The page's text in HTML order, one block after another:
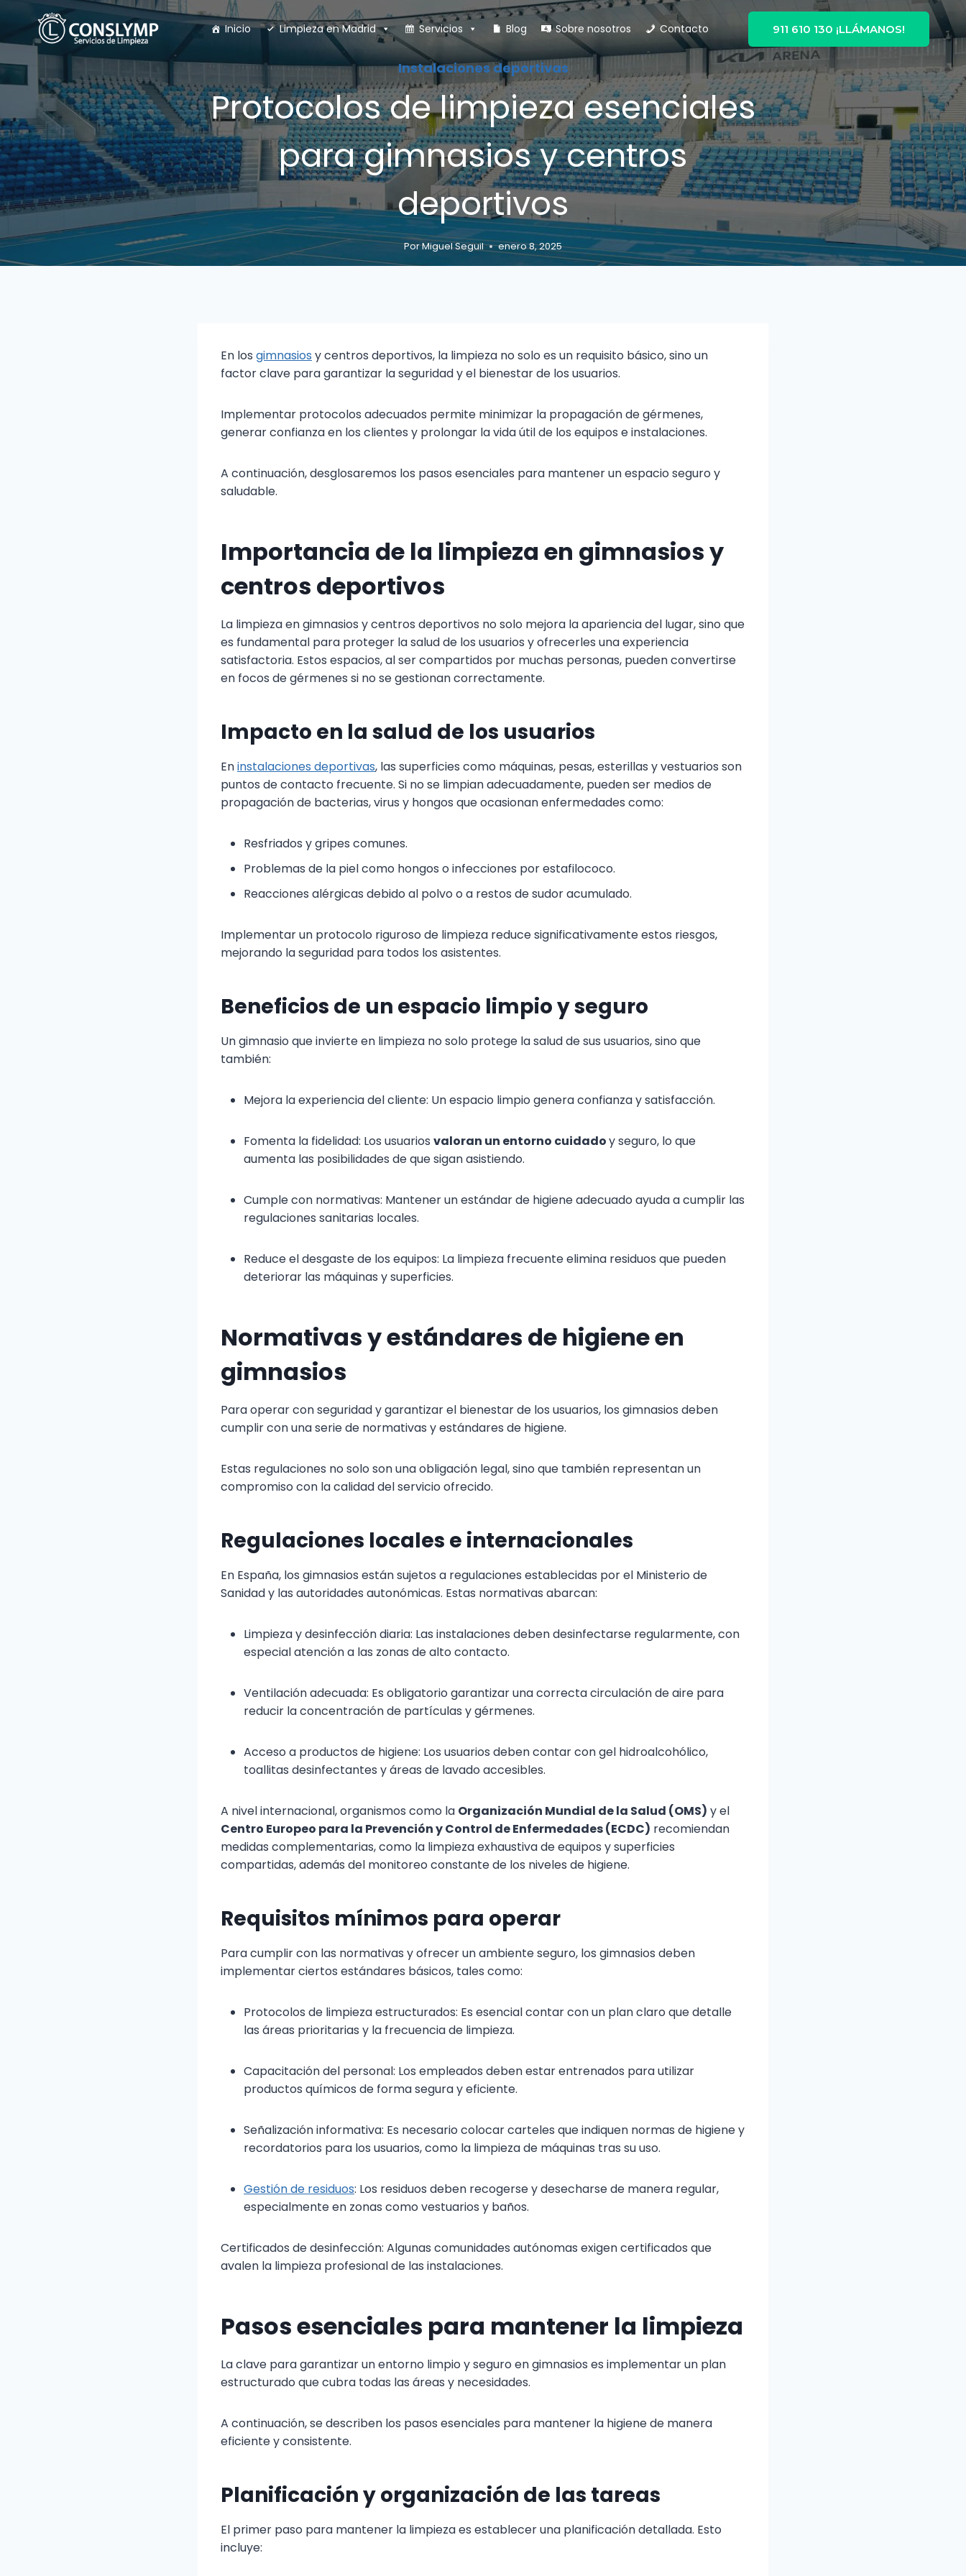
contenido
Inicio Limpieza en Madrid Servicios Blog Sobre nosotros Contacto 911 610 130 ¡LLÁMANOS!
Instalaciones deportivas
Protocolos de limpieza esenciales
para gimnasios y centros
deportivos
PorMiguel Seguil enero 8, 2025
En los gimnasios y centros deportivos, la limpieza no solo es un requisito básico, sino un
factor clave para garantizar la seguridad y el bienestar de los usuarios.
Implementar protocolos adecuados permite minimizar la propagación de gérmenes,
generar confianza en los clientes y prolongar la vida útil de los equipos e instalaciones.
A continuación, desglosaremos los pasos esenciales para mantener un espacio seguro y
saludable.
Importancia de la limpieza en gimnasios y
centros deportivos
La limpieza en gimnasios y centros deportivos no solo mejora la apariencia del lugar, sino que
es fundamental para proteger la salud de los usuarios y ofrecerles una experiencia
satisfactoria. Estos espacios, al ser compartidos por muchas personas, pueden convertirse
en focos de gérmenes si no se gestionan correctamente.
Impacto en la salud de los usuarios
Eninstalaciones deportivas, las superficies como máquinas, pesas, esterillas y vestuarios son
puntos de contacto frecuente. Si no se limpian adecuadamente, pueden ser medios de
propagación de bacterias, virus y hongos que ocasionan enfermedades como:
Resfriados y gripes comunes.
Problemas de la piel como hongos o infecciones por estafilococo.
Reacciones alérgicas debido al polvo o a restos de sudor acumulado.
Implementar un protocolo riguroso de limpieza reduce significativamente estos riesgos,
mejorando la seguridad para todos los asistentes.
Beneficios de un espacio limpio y seguro
Un gimnasio que invierte en limpieza no solo protege la salud de sus usuarios, sino que
también:
Mejora la experiencia del cliente: Un espacio limpio genera confianza y satisfacción.
Fomenta la fidelidad: Los usuarios valoran un entorno cuidadoy seguro, lo que
aumenta las posibilidades de que sigan asistiendo.
Cumple con normativas: Mantener un estándar de higiene adecuado ayuda a cumplir las
regulaciones sanitarias locales.
Reduce el desgaste de los equipos: La limpieza frecuente elimina residuos que pueden
deteriorar las máquinas y superficies.
Normativas y estándares de higiene en
gimnasios
Para operar con seguridad y garantizar el bienestar de los usuarios, los gimnasios deben
cumplir con una serie de normativas y estándares de higiene.
Estas regulaciones no solo son una obligación legal, sino que también representan un
compromiso con la calidad del servicio ofrecido.
Regulaciones locales e internacionales
En España, los gimnasios están sujetos a regulaciones establecidas por el Ministerio de
Sanidad y las autoridades autonómicas. Estas normativas abarcan:
Limpieza y desinfección diaria: Las instalaciones deben desinfectarse regularmente, con
especial atención a las zonas de alto contacto.
Ventilación adecuada: Es obligatorio garantizar una correcta circulación de aire para
reducir la concentración de partículas y gérmenes.
Acceso a productos de higiene: Los usuarios deben contar con gel hidroalcohólico,
toallitas desinfectantes y áreas de lavado accesibles.
A nivel internacional, organismos como la Organización Mundial de la Salud (OMS) y el
Centro Europeo para la Prevención y Control de Enfermedades (ECDC) recomiendan
medidas complementarias, como la limpieza exhaustiva de equipos y superficies
compartidas, además del monitoreo constante de los niveles de higiene.
Requisitos mínimos para operar
Para cumplir con las normativas y ofrecer un ambiente seguro, los gimnasios deben
implementar ciertos estándares básicos, tales como:
Protocolos de limpieza estructurados: Es esencial contar con un plan claro que detalle
las áreas prioritarias y la frecuencia de limpieza.
Capacitación del personal: Los empleados deben estar entrenados para utilizar
productos químicos de forma segura y eficiente.
Señalización informativa: Es necesario colocar carteles que indiquen normas de higiene y
recordatorios para los usuarios, como la limpieza de máquinas tras su uso.
Gestión de residuos: Los residuos deben recogerse y desecharse de manera regular,
especialmente en zonas como vestuarios y baños.
Certificados de desinfección: Algunas comunidades autónomas exigen certificados que
avalen la limpieza profesional de las instalaciones.
Pasos esenciales para mantener la limpieza
La clave para garantizar un entorno limpio y seguro en gimnasios es implementar un plan
estructurado que cubra todas las áreas y necesidades.
A continuación, se describen los pasos esenciales para mantener la higiene de manera
eficiente y consistente.
Planificación y organización de las tareas
El primer paso para mantener la limpieza es establecer una planificación detallada. Esto
incluye: